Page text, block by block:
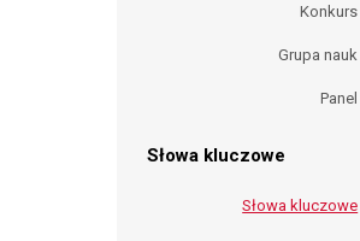
Konkurs
Grupa nauk
Panel
Słowa kluczowe
Słowa kluczowe